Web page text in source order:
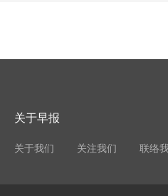
关于早报
关于我们 关注我们 联络